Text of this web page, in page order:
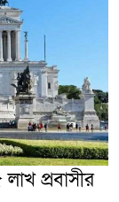
প্রবাসীর